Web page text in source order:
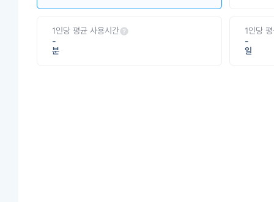
1인당 평균 사용시간
-
분
1인당
-
일